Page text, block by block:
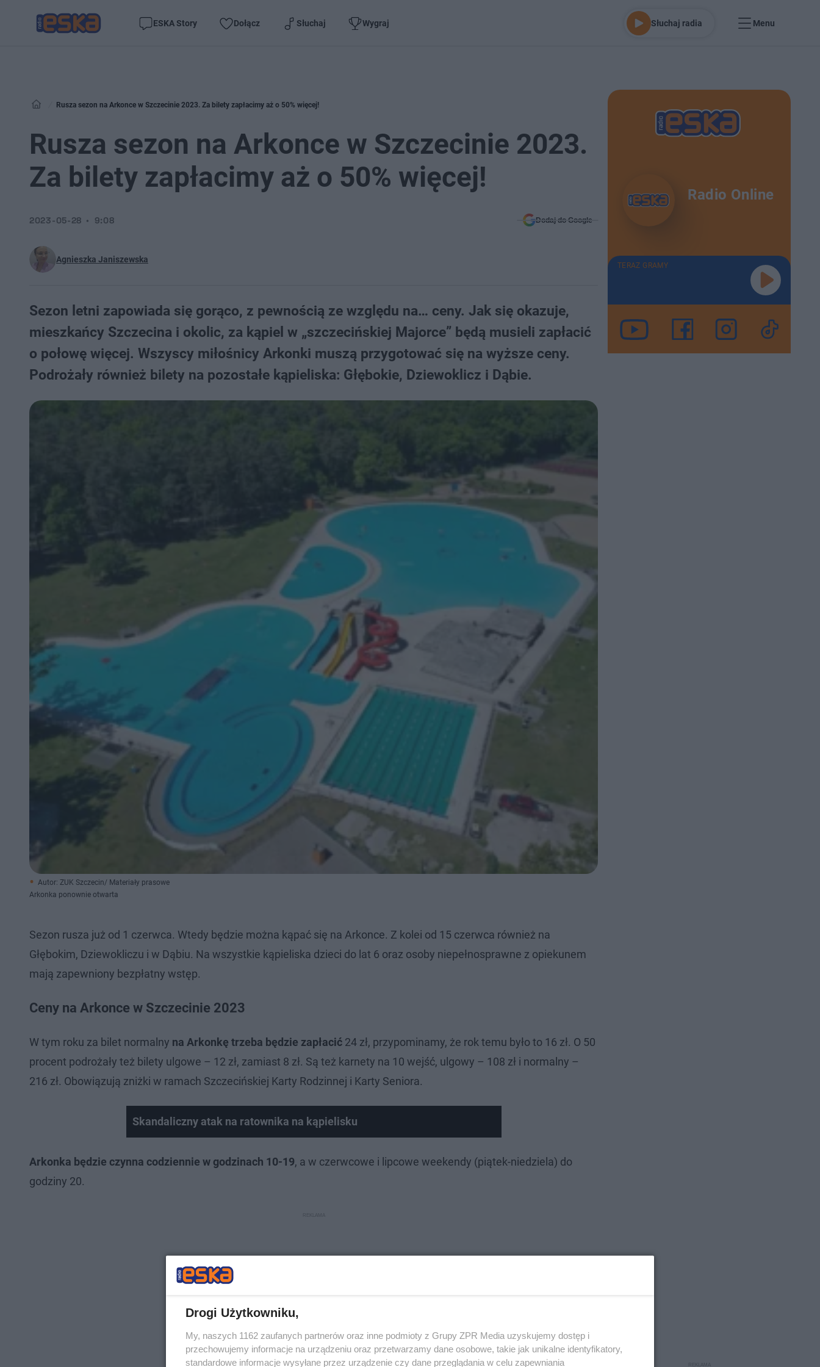
ESKA Story Dołącz Słuchaj Wygraj Słuchaj radia Menu
Rusza sezon na Arkonce w Szczecinie 2023. Za bilety zapłacimy aż o 50% więcej!
Rusza sezon na Arkonce w Szczecinie 2023.
Za bilety zapłacimy aż o 50% więcej!
Agnieszka Janiszewska
2023-05-28 9:08 Dodaj do Google
Sezon letni zapowiada się gorąco, z pewnością ze względu na… ceny. Jak się okazuje,
mieszkańcy Szczecina i okolic, za kąpiel w „szczecińskiej Majorce” będą musieli zapłacić
o połowę więcej. Wszyscy miłośnicy Arkonki muszą przygotować się na wyższe ceny.
Podrożały również bilety na pozostałe kąpieliska: Głębokie, Dziewoklicz i Dąbie.
Autor: ZUK Szczecin/ Materiały prasowe
Arkonka ponownie otwarta
Sezon rusza już od 1 czerwca. Wtedy będzie można kąpać się na Arkonce. Z kolei od 15 czerwca również na
Głębokim, Dziewokliczu i w Dąbiu. Na wszystkie kąpieliska dzieci do lat 6 oraz osoby niepełnosprawne z opiekunem
mają zapewniony bezpłatny wstęp.
Ceny na Arkonce w Szczecinie 2023
W tym roku za bilet normalny na Arkonkę trzeba będzie zapłacić 24 zł, przypominamy, że rok temu było to 16 zł. O 50
procent podrożały też bilety ulgowe – 12 zł, zamiast 8 zł. Są też karnety na 10 wejść, ulgowy – 108 zł i normalny –
216 zł. Obowiązują zniżki w ramach Szczecińskiej Karty Rodzinnej i Karty Seniora.
Skandaliczny atak na ratownika na kąpielisku
Arkonka będzie czynna codziennie w godzinach 10-19, a w czerwcowe i lipcowe weekendy (piątek-niedziela) do
godziny 20.
Radio Online
TERAZ GRAMY
Drogi Użytkowniku,
My, naszych 1162 zaufanych partnerów oraz inne podmioty z Grupy ZPR Media uzyskujemy dostęp i
przechowujemy informacje na urządzeniu oraz przetwarzamy dane osobowe, takie jak unikalne identyfikatory,
standardowe informacje wysyłane przez urządzenie czy dane przeglądania w celu zapewniania